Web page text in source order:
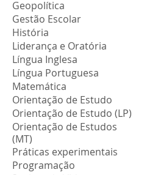
Geopolítica
Gestão Escolar
História
Liderança e Oratória
Língua Inglesa
Língua Portuguesa
Matemática
Orientação de Estudo
Orientação de Estudo (LP)
Orientação de Estudos
(MT)
Práticas experimentais
Programação